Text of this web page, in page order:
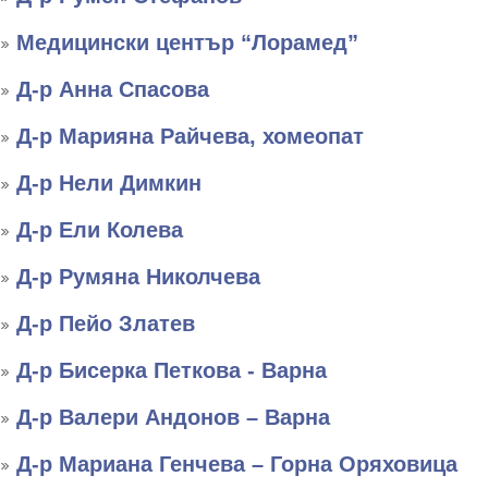
Медицински център “Лорамед”
Д-р Анна Спасова
Д-р Марияна Райчева, хомеопат
Д-р Нели Димкин
Д-р Ели Колева
Д-р Румяна Николчева
Д-р Пейо Златев
Д-р Бисерка Петкова - Варна
Д-р Валери Андонов – Варна
Д-р Мариана Генчева – Горна Оряховица